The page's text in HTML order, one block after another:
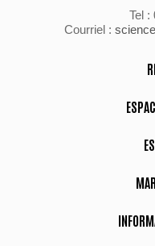
Tel :
Courriel :